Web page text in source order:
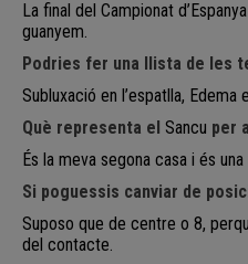
La final del Campionat
guanyem.
Podries fer una llista de les
Subluxació en l’espatlla, Edema
Què representa el Sancu per
És la meva segona casa i és una
Si poguessis canviar de
Suposo que de centre o 8,
del contacte.